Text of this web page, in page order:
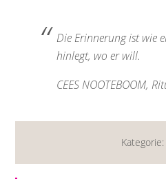
Die Erinnerung ist wie
hinlegt, wo er will.
CEES NOOTEBOOM,
Kategorie: